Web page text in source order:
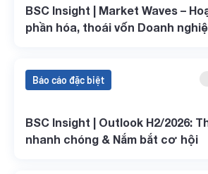
BSC Insight | Market Waves –
phần hóa, thoái vốn Doanh
Báo cáo đặc biệt
BSC Insight | Outlook H2/2026:
nhanh chóng & Nắm bắt cơ hội